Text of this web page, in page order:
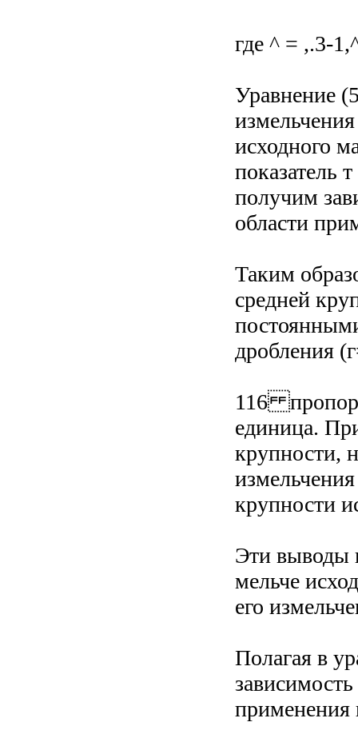
где ^ = ,.3-
Уравнение
исходного
показатель
получим
области
Таким
средней
дробления
116
единица.
крупности,
крупности
Эти выводы
мельче
его
Полагая в
применения